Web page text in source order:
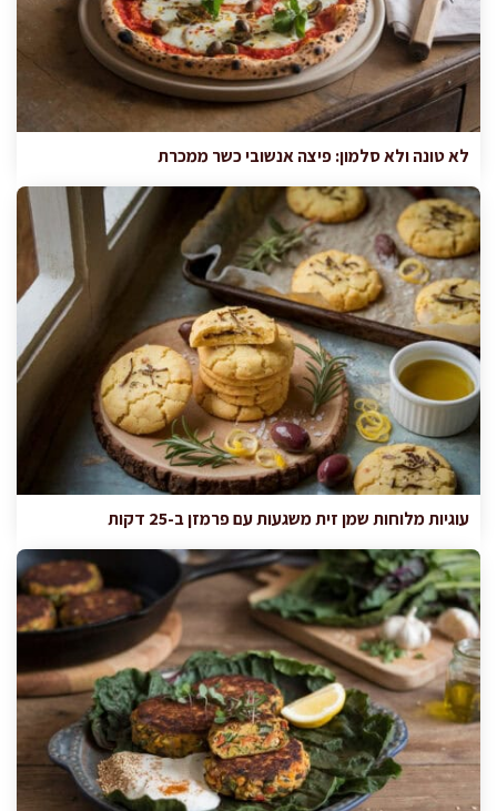
לא טונה ולא סלמון: פיצה אנשובי כשר ממכרת
עוגיות מלוחות שמן זית משגעות עם פרמזן ב-25 דקות